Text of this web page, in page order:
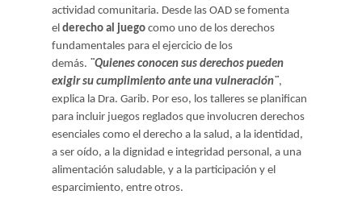
actividad comunitaria. Desde las OAD se fomenta
el derecho al juego como uno de los derechos
fundamentales para el ejercicio de los
demás.
¨Quienes conocen sus derechos pueden
exigir su cumplimiento ante una vulneración¨ ,
explica la Dra. Garib. Por eso, los talleres se planifican
para incluir juegos reglados que involucren derechos
esenciales como el derecho a la salud, a la identidad,
a ser oído, a la dignidad e integridad personal, a una
alimentación saludable, y a la participación y el
esparcimiento, entre otros.